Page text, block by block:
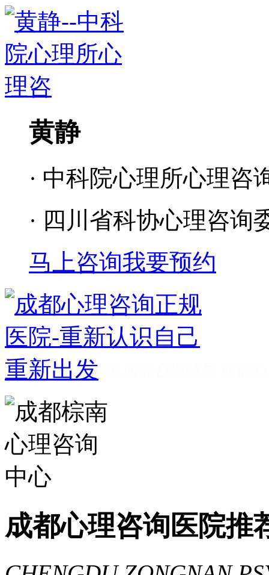
黄静
· 中科院心理所心理咨
· 四川省科协心理咨询
马上咨询我要预约
成都看心理疾病
家好 成都心理咨询推荐
费
成都心理医院哪里好
成都心理咨询医院推